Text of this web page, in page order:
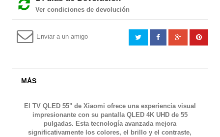
Ver condiciones de devolución
Enviar a un amigo
MÁS
El TV QLED 55" de Xiaomi ofrece una experiencia visual
impresionante con su pantalla QLED 4K UHDde 55
pulgadas. Esta tecnología avanzada mejora
significativamente los colores, el brillo y el contraste,